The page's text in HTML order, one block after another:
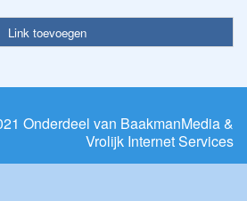
Link toevoegen
Onderdeel van BaakmanMedia&
Vrolijk Internet Services